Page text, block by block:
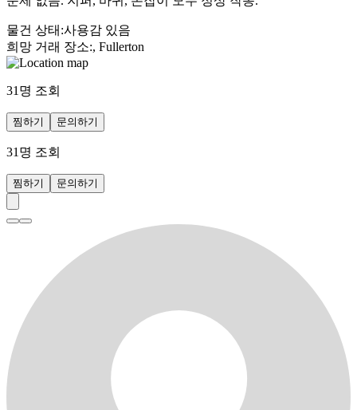
물건 상태 :사용감 있음
희망 거래 장소:, Fullerton
31 명 조회
찜하기 문의하기
31 명 조회
찜하기 문의하기